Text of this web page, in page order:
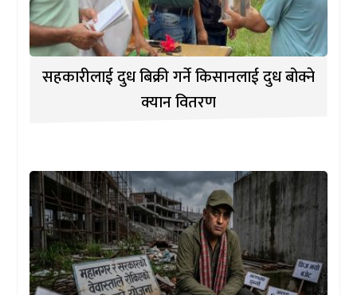
सहकारीलाई दुध बिक्री गर्ने किसानलाई दुध बोक्ने
क्यान वितरण